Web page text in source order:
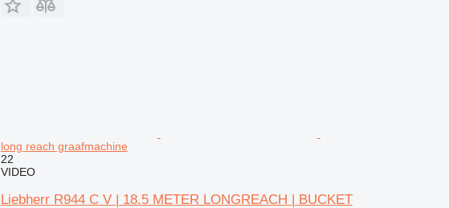
long reach graafmachine
22
VIDEO
Liebherr R944 C V | 18.5 METER LONGREACH | BUCKET